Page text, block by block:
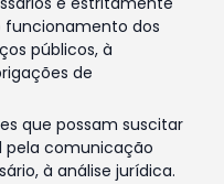
funcionamento dos
públicos, à
de
que possam suscitar
pela comunicação
à análise jurídica.